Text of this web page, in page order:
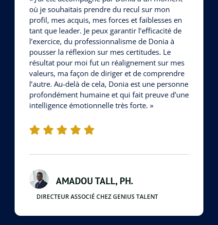
où je souhaitais prendre du recul sur mon
profil, mes acquis, mes forces et faiblesses en
tant que leader. Je peux garantir l’efficacité de
l’exercice, du professionnalisme de Donia à
pousser la réflexion sur mes certitudes. Le
résultat pour moi fut un réalignement sur mes
valeurs, ma façon de diriger et de comprendre
l’autre. Au-delà de cela, Donia est une personne
profondément humaine et qui fait preuve d’une
intelligence émotionnelle très forte. »
AMADOU TALL, PH.
DIRECTEUR ASSOCIÉ CHEZ GENIUS TALENT